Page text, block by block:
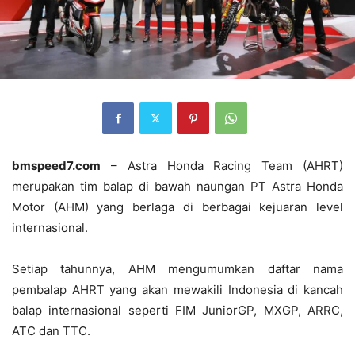
bmspeed7.com – Astra Honda Racing Team (AHRT)
merupakan tim balap di bawah naungan PT Astra Honda
Motor (AHM) yang berlaga di berbagai kejuaran level
internasional.
Setiap tahunnya, AHM mengumumkan daftar nama
pembalap AHRT yang akan mewakili Indonesia di kancah
balap internasional seperti FIM JuniorGP, MXGP, ARRC,
ATC dan TTC.